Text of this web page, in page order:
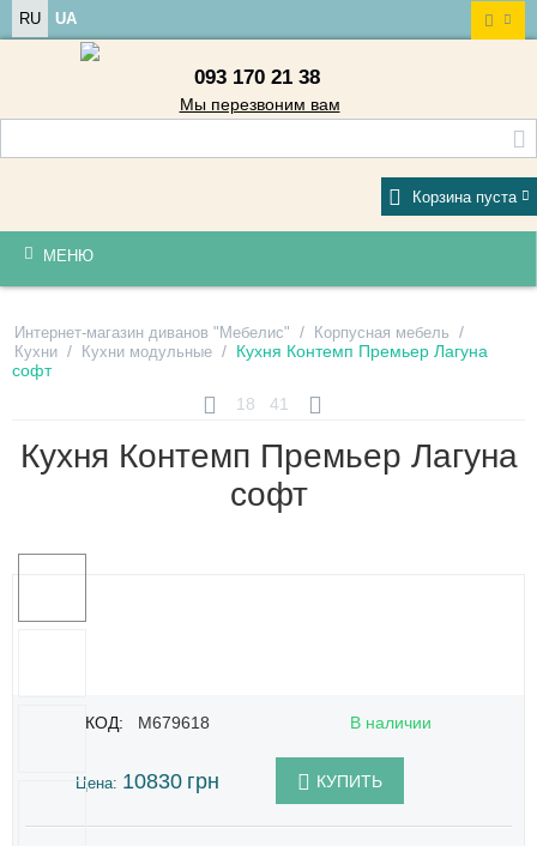
RU UA
093 170 21 38
Мы перезвоним вам
Корзина пуста
МЕНЮ
Интернет-магазин диванов "Мебелис" / Корпусная мебель /
Кухни / Кухни модульные / Кухня Контемп Премьер Лагуна
софт
18
41
Кухня Контемп Премьер Лагуна
софт
КОД: M679618 В наличии
Цена: 10830 грн КУПИТЬ